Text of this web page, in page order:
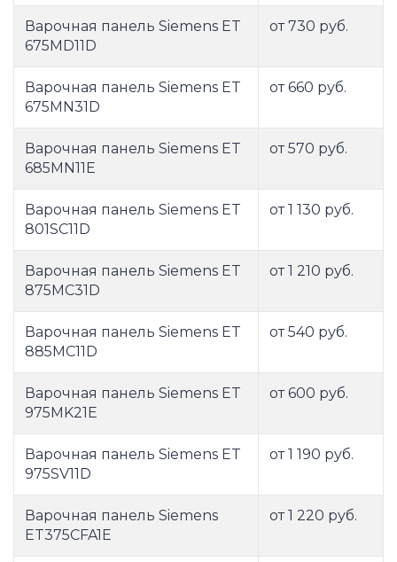
Варочная панель Siemens ET
675MD11D
от 730 руб.
Варочная панель Siemens ET
675MN31D
от 660 руб.
Варочная панель Siemens ET
685MN11E
от 570 руб.
Варочная панель Siemens ET
801SC11D
от 1 130 руб.
Варочная панель Siemens ET
875MC31D
от 1 210 руб.
Варочная панель Siemens ET
885MC11D
от 540 руб.
Варочная панель Siemens ET
975MK21E
от 600 руб.
Варочная панель Siemens ET
975SV11D
от 1 190 руб.
Варочная панель Siemens
ET375CFA1E
от 1 220 руб.